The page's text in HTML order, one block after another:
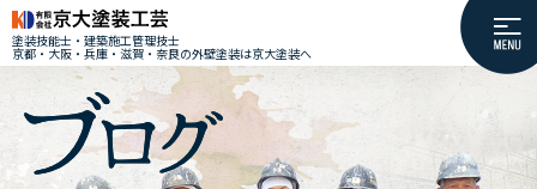
塗装技能士・建築施工管理技士
京都・大阪・兵庫・滋賀・奈良の外壁塗装は京大塗装へ